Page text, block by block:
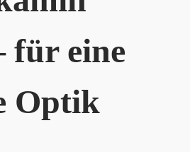
für eine
Optik